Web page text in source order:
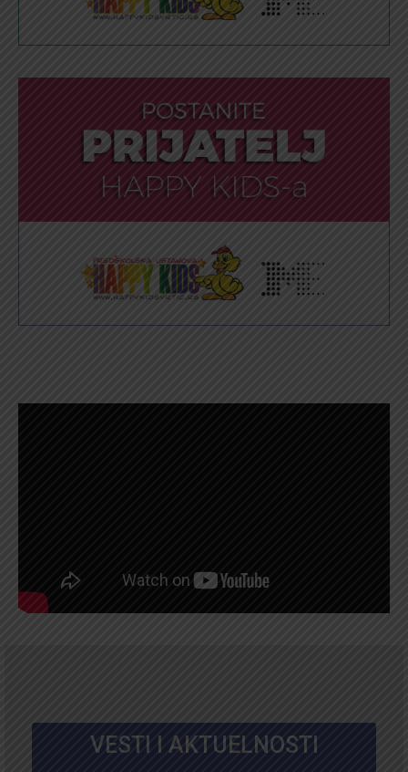
VESTI I AKTUELNOSTI